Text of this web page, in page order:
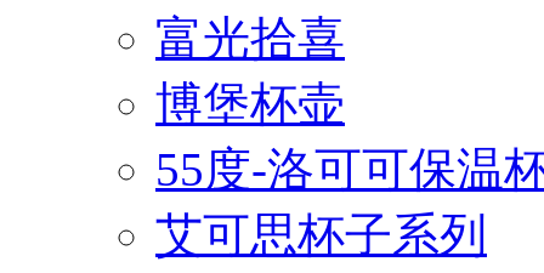
富光拾喜
博堡杯壶
55度-洛可可保温
艾可思杯子系列